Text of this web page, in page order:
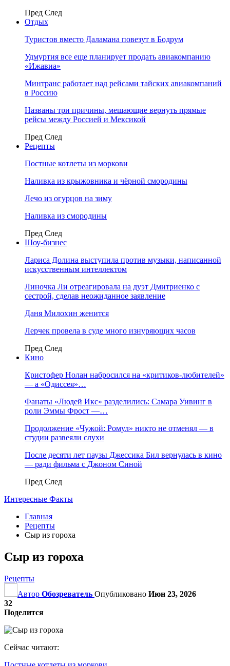
Пред След
Отдых
Туристов вместо Даламана повезут в Бодрум
Удмуртия все еще планирует продать авиакомпанию
«Ижавиа»
Минтранс работает над рейсами тайских авиакомпаний
в Россию
Названы три причины, мешающие вернуть прямые
рейсы между Россией и Мексикой
Пред След
Рецепты
Постные котлеты из моркови
Наливка из крыжовника и чёрной смородины
Лечо из огурцов на зиму
Наливка из смородины
Пред След
Шоу-бизнес
Лариса Долина выступила против музыки, написанной
искусственным интеллектом
Линочка Ли отреагировала на дуэт Дмитриенко с
сестрой, сделав неожиданное заявление
Даня Милохин женится
Лерчек провела в суде много изнуряющих часов
Пред След
Кино
Кристофер Нолан набросился на «критиков-любителей»
— а «Одиссея»…
Фанаты «Людей Икс» разделились: Самара Уивинг в
роли Эммы Фрост —…
Продолжение «Чужой: Ромул» никто не отменял — в
студии развеяли слухи
После десяти лет паузы Джессика Бил вернулась в кино
— ради фильма с Джоном Синой
Пред След
Интересные Факты
Главная
Рецепты
Cыр из гороха
Cыр из гороха
Рецепты
Автор Обозреватель Опубликовано Июн 23, 2026
32
Поделится
Сейчас читают: